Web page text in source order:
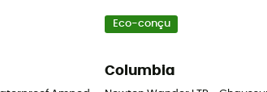
Eco-conçu
Columbia